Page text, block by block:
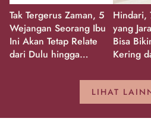
Tak Tergerus Zaman, 5
Wejangan Seorang Ibu
Ini Akan Tetap Relate
dari Dulu hingga
Hindari,
yang
Bisa
Kering
LIHAT